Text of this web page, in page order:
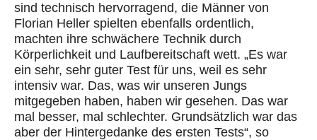
sind technisch hervorragend, die Männer von
Florian Heller spielten ebenfalls ordentlich,
machten ihre schwächere Technik durch
Körperlichkeit und Laufbereitschaft wett. „Es war
ein sehr, sehr guter Test für uns, weil es sehr
intensiv war. Das, was wir unseren Jungs
mitgegeben haben, haben wir gesehen. Das war
mal besser, mal schlechter. Grundsätzlich war das
aber der Hintergedanke des ersten Tests“, so